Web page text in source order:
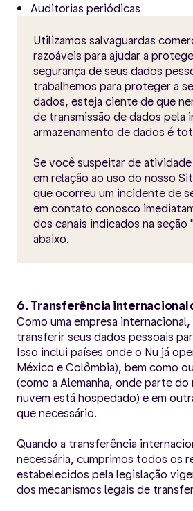
Auditorias periódicas
Utilizamos salvaguardas
razoáveis para ajudar a
segurança de seus dados
trabalhemos para proteger a
dados, esteja ciente de que
de transmissão de dados pela
armazenamento de dados é
Se você suspeitar de
em relação ao uso do nosso
que ocorreu um incidente de
em contato conosco
dos canais indicados na seção
abaixo.
6. Transferência internacional
Como uma empresa
transferir seus dados pessoais
Isso inclui países onde o Nu já
México e Colômbia), bem como
(como a Alemanha, onde parte
nuvem está hospedado) e em
que necessário.
Quando a transferência
necessária, cumprimos todos os
estabelecidos pela legislação
dos mecanismos legais de